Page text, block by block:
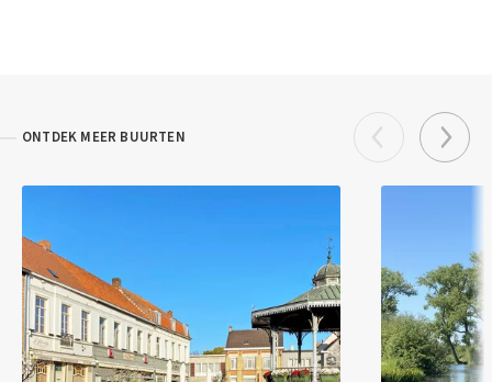
ONTDEK MEER BUURTEN